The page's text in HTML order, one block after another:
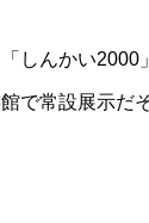
しんかい2000
で常設展示だ